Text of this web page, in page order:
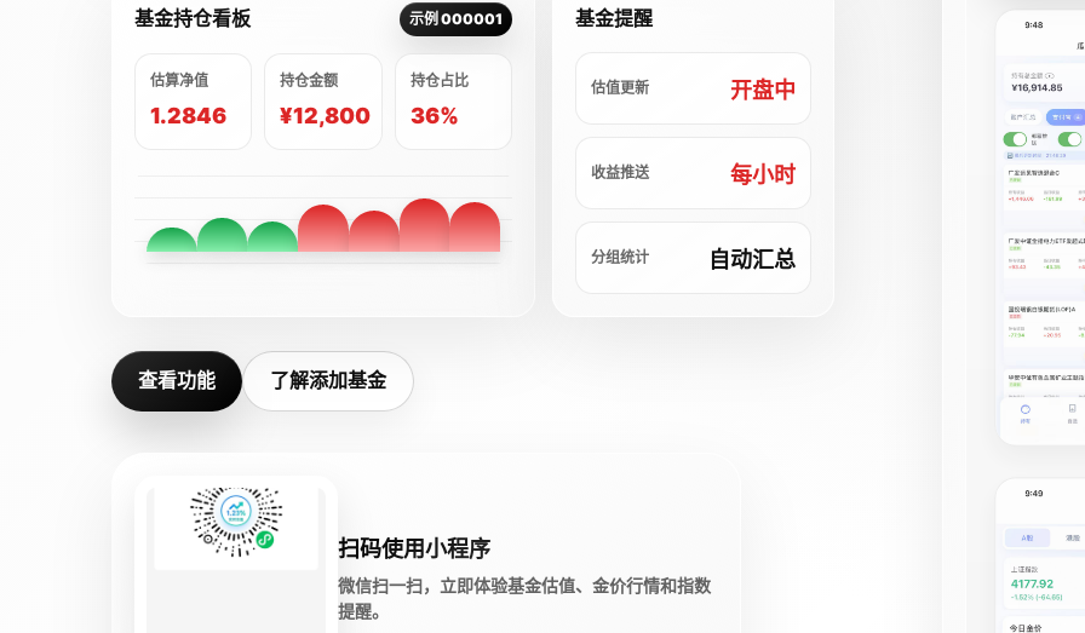
基金持仓看板 示例 000001
估算净值
1.2846
持仓金额
¥12,800
持仓占比
36%
基金提醒
估值更新 开盘中
收益推送 每小时
分组统计 自动汇总
查看功能 了解添加基金
扫码使用小程序
微信扫一扫，立即体验基金估值、金价行情和指数
提醒。